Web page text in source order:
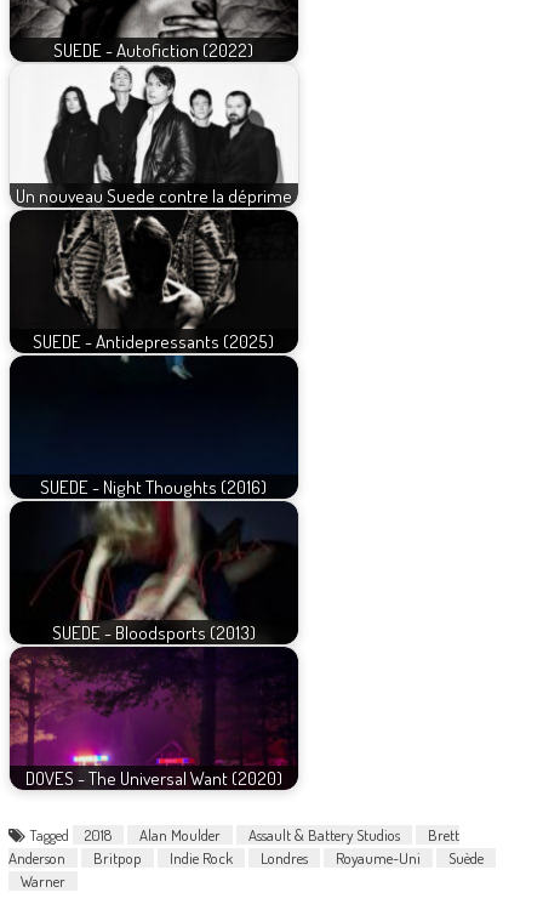
SUEDE - Autofiction (2022)
Un nouveau Suede contre la déprime
SUEDE - Antidepressants (2025)
SUEDE - Night Thoughts (2016)
SUEDE - Bloodsports (2013)
DOVES - The Universal Want (2020)
Tagged 2018 Alan Moulder Assault & Battery Studios
Brett
Anderson
Britpop Indie Rock Londres Royaume-Uni
Suède
Warner